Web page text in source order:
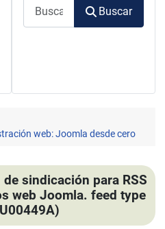
Buscar
web: Joomla desde cero
de sindicación para RSS
web Joomla. feed type